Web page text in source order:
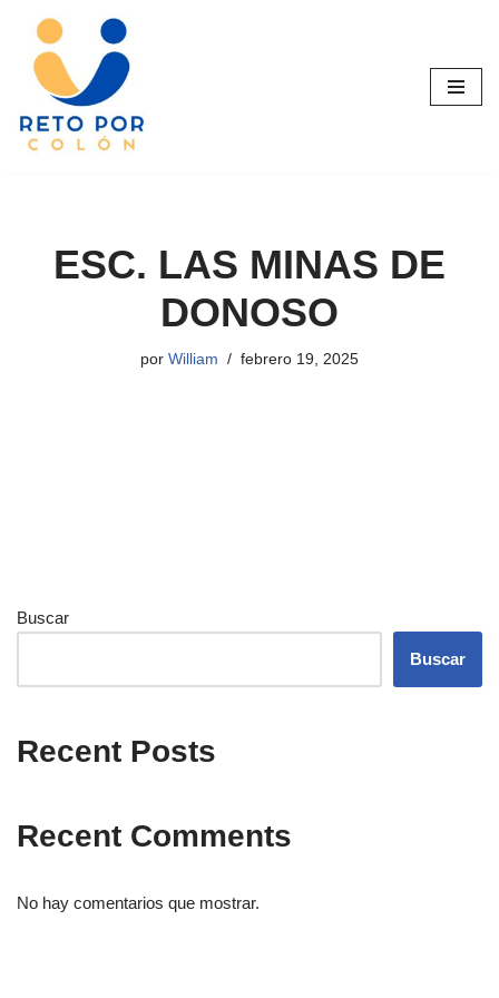
Saltar
contenido
ESC. LAS MINAS DE
DONOSO
por William febrero 19, 2025
Buscar
Buscar
Recent Posts
Recent Comments
No hay comentarios que mostrar.